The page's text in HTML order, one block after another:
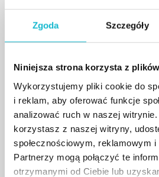
Zgoda Szczegóły
Niniejsza strona korzysta z
Wykorzystujemy pliki cookie do
i reklam, aby oferować funkcje
analizować ruch w naszej
korzystasz z naszej witryny,
społecznościowym, reklamowym
Partnerzy mogą połączyć te
otrzymanymi od Ciebie lub
ZARZĄDZANIE JAKOŚCIĄ W